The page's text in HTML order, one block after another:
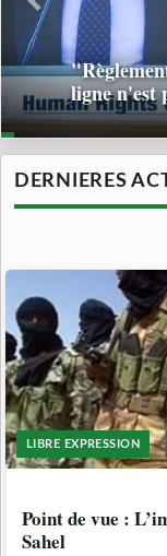
ligne n'est
DERNIERES
LIBRE EXPRESSION
Point de vue : L’impasse du contre-terrorisme au
Sahel